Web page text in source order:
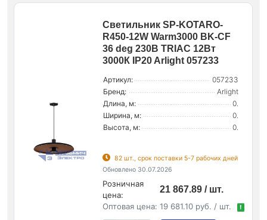
Светильник SP-KOTARO-
R450-12W Warm3000 BK-CF
36 deg 230В TRIAC 12Вт
3000К IP20 Arlight 057233
Артикул:
057233
Бренд:
Arlight
Длина, м:
0.
Ширина, м:
0.
Высота, м:
0.
82 шт., срок поставки 5-7 рабочих дней
Обновлено 30.07.2026
Розничная
цена:
21 867.89 / шт.
Оптовая цена: 19 681.10 руб. / шт. !